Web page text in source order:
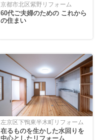
京都市北区紫野リフォーム
60代ご夫婦のための これから
の住まい
左京区下鴨東半木町リフォーム
在るものを生かした水回りを
中心としたリフォーム